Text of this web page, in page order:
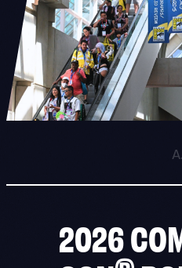
2026